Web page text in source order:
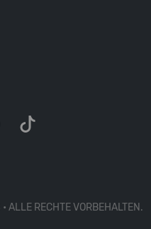
ALLE RECHTE VORBEHALTEN.